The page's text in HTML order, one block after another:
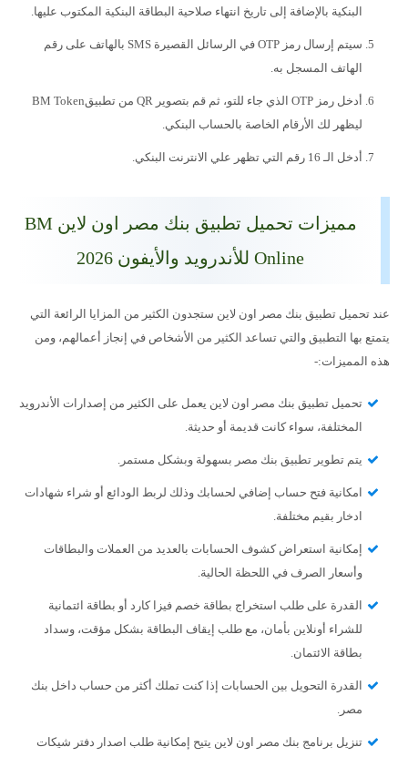
البنكية بالإضافة إلى تاريخ انتهاء صلاحية البطاقة البنكية المكتوب عليها.
سيتم إرسال رمز OTP في الرسائل القصيرة SMS بالهاتف على رقم
الهاتف المسجل به.
أدخل رمز OTP الذي جاء للتو، ثم قم بتصوير QR من تطبيقBM Token
ليظهر لك الأرقام الخاصة بالحساب البنكي.
أدخل الـ 16 رقم التي تظهر علي الانترنت البنكي.
مميزات تحميل تطبيق بنك مصر اون لاين BM
Online للأندرويد والأيفون 2026
عند تحميل تطبيق بنك مصر اون لاين ستجدون الكثير من المزايا الرائعة التي
يتمتع بها التطبيق والتي تساعد الكثير من الأشخاص في إنجاز أعمالهم، ومن
هذه المميزات:-
تحميل تطبيق بنك مصر اون لاين يعمل على الكثير من إصدارات الأندرويد
المختلفة، سواء كانت قديمة أو حديثة.
يتم تطوير تطبيق بنك مصر بسهولة وبشكل مستمر.
امكانية فتح حساب إضافي لحسابك وذلك لربط الودائع أو شراء شهادات
ادخار بقيم مختلفة.
إمكانية استعراض كشوف الحسابات بالعديد من العملات والبطاقات
وأسعار الصرف في اللحظة الحالية.
القدرة على طلب استخراج بطاقة خصم فيزا كارد أو بطاقة ائتمانية
للشراء أونلاين بأمان، مع طلب إيقاف البطاقة بشكل مؤقت، وسداد
بطاقة الائتمان.
القدرة التحويل بين الحسابات إذا كنت تملك أكثر من حساب داخل بنك
مصر.
تنزيل برنامج بنك مصر اون لاين يتيح إمكانية طلب اصدار دفتر شيكات